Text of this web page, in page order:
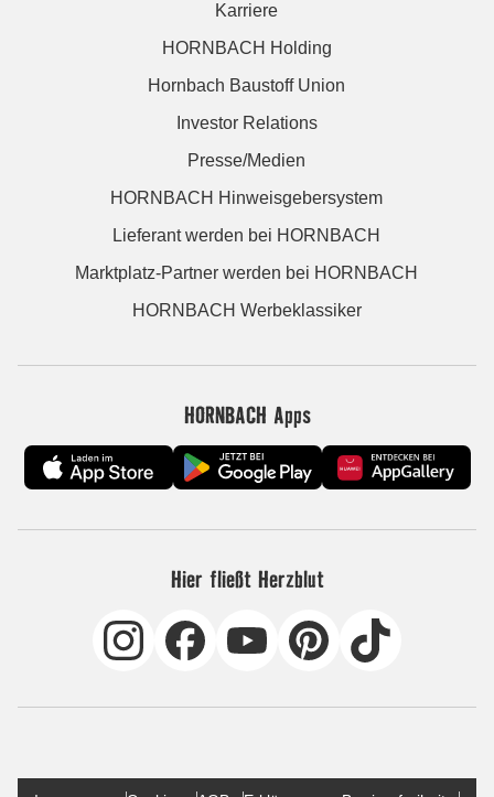
Karriere
HORNBACH Holding
Hornbach Baustoff Union
Investor Relations
Presse/Medien
HORNBACH Hinweisgebersystem
Lieferant werden bei HORNBACH
Marktplatz-Partner werden bei HORNBACH
HORNBACH Werbeklassiker
HORNBACH Apps
Hier fließt Herzblut